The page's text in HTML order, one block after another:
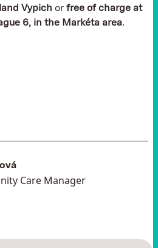
Vypich or free of charge at
6, in the Markéta area.
Care Manager